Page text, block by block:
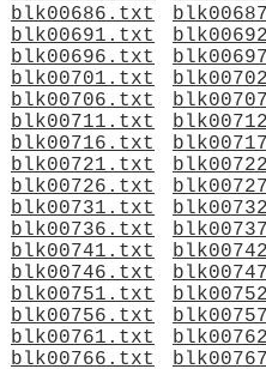
blk00686.txt
blk00691.txt
blk00696.txt
blk00701.txt
blk00706.txt
blk00711.txt
blk00716.txt
blk00721.txt
blk00726.txt
blk00731.txt
blk00736.txt
blk00741.txt
blk00746.txt
blk00751.txt
blk00756.txt
blk00761.txt
blk00766.txt